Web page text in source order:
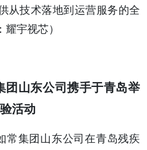
从技术落地到运营服务的全
宇视芯）
山东公司携手于青岛举
活动
常集团山东公司在青岛残疾